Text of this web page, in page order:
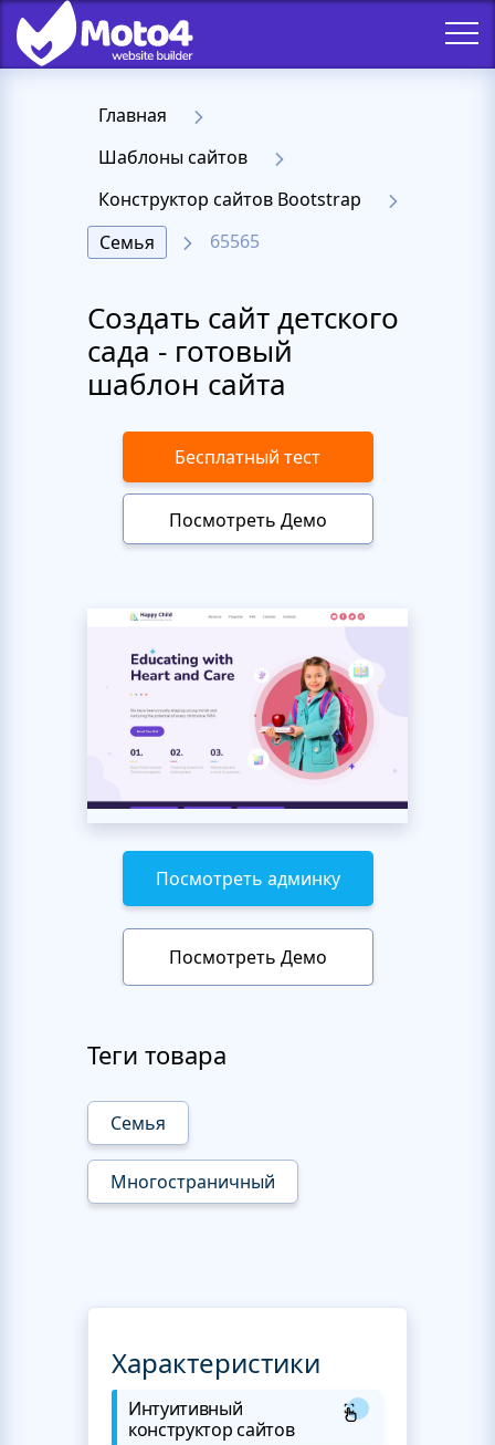
Главная
Шаблоны сайтов
Конструктор сайтов Bootstrap
Семья
65565
Создать сайт детского
сада - готовый
шаблон сайта
Бесплатный тест
Посмотреть Демо
Посмотреть админку
Посмотреть Демо
Теги товара
Семья
Многостраничный
Характеристики
Интуитивный
конструктор сайтов